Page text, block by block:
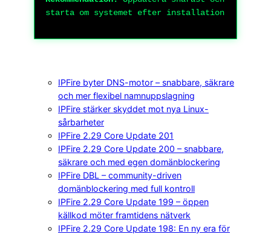
starta om systemet efter installation
IPFire byter DNS-motor – snabbare, säkrare
och mer flexibel namnuppslagning
IPFire stärker skyddet mot nya Linux-
sårbarheter
IPFire 2.29 Core Update 201
IPFire 2.29 Core Update 200 – snabbare,
säkrare och med egen domänblockering
IPFire DBL – community-driven
domänblockering med full kontroll
IPFire 2.29 Core Update 199 – öppen
källkod möter framtidens nätverk
IPFire 2.29 Core Update 198: En ny era för